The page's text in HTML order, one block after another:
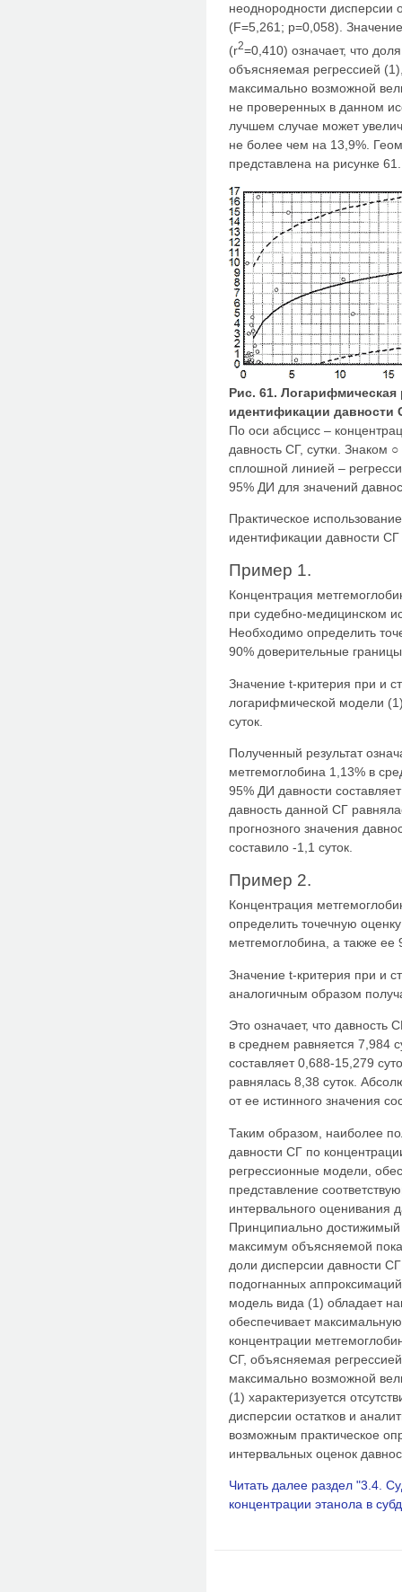
неоднородности дисперсии
(F=5,261; p=0,058).
(r2=0,410) означает, что
объясняемая регрессией
максимально возможной
не проверенных в данном
лучшем случае может
не более чем на 13,9%.
представлена на рисунке 61.
Рис. 61. Логарифмическая
идентификации давности
По оси абсцисс –
давность СГ, сутки. Знаком
сплошной линией –
95% ДИ для значений
Практическое
идентификации давности
Пример 1.
Концентрация
при судебно-медицинском
Необходимо определить
90% доверительные
Значение t-критерия при и
логарифмической модели
суток.
Полученный результат
метгемоглобина 1,13% в
95% ДИ давности
давность данной СГ
прогнозного значения
составило -1,1 суток.
Пример 2.
Концентрация
определить точечную
метгемоглобина, а также
Значение t-критерия при и
аналогичным образом
Это означает, что давность
в среднем равняется 7,984
составляет 0,688-15,279
равнялась 8,38 суток.
от ее истинного значения
Таким образом, наиболее
давности СГ по
регрессионные модели,
представление
интервального оценивания
Принципиально
максимум объясняемой
доли дисперсии давности
подогнанных
модель вида (1) обладает
обеспечивает
концентрации
СГ, объясняемая
максимально возможной
(1) характеризуется
дисперсии остатков и
возможным практическое
интервальных оценок
Читать далее раздел "3.4.
концентрации этанола в